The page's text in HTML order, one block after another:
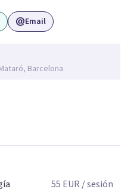
Email
Barcelona
55 EUR / sesión